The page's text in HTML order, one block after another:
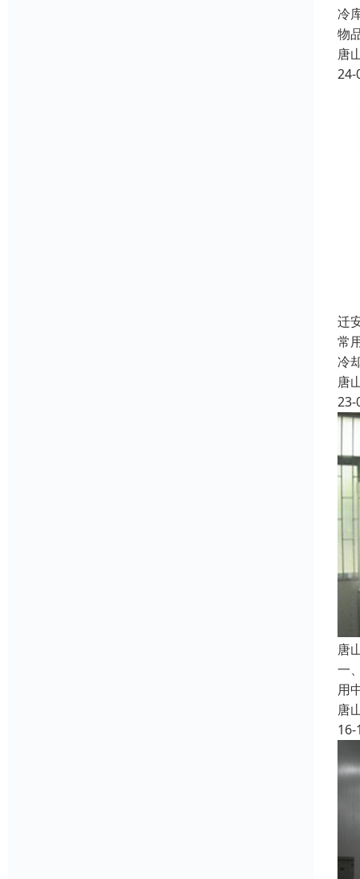
冷
物
唐
24-
迁
常
冷
唐
23-
唐
一
用
唐
16-